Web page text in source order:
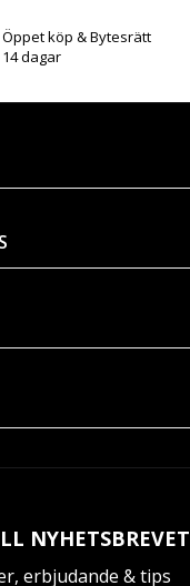
Öppet köp & Bytesrätt
14 dagar
NYHETSBREVET
erbjudande & tips